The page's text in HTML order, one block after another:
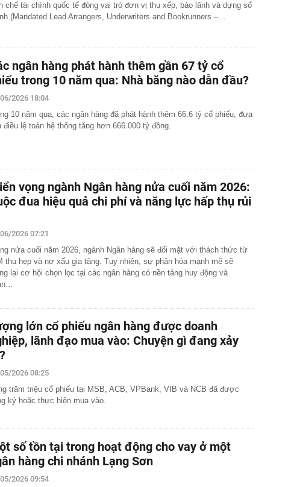
chế tài chính quốc tế đóng vai trò đơn vị thu xếp, bảo lãnh và dựng sổ
(Mandated Lead Arrangers, Underwriters and Bookrunners –…
ngân hàng phát hành thêm gần 67 tỷ cổ
trong 10 năm qua: Nhà băng nào dẫn đầu?
2026 18:04
10 năm qua, các ngân hàng đã phát hành thêm 66,6 tỷ cổ phiếu, đưa
điều lệ toàn hệ thống tăng hơn 666.000 tỷ đồng.
vọng ngành Ngân hàng nửa cuối năm 2026:
đua hiệu quả chi phí và năng lực hấp thụ rủi
2026 07:21
nửa cuối năm 2026, ngành Ngân hàng sẽ đối mặt với thách thức từ
thu hẹp và nợ xấu gia tăng. Tuy nhiên, sự phân hóa mạnh mẽ sẽ
lại cơ hội chọn lọc tại các ngân hàng có nền tảng huy động và
lớn cổ phiếu ngân hàng được doanh
lãnh đạo mua vào: Chuyện gì đang xảy
2026 08:25
trăm triệu cổ phiếu tại MSB, ACB, VPBank, VIB và NCB đã được
ký hoặc thực hiện mua vào.
số tồn tại trong hoạt động cho vay ở một
hàng chi nhánh Lạng Sơn
2026 09:54